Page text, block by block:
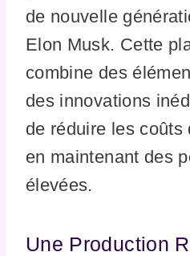
de nouvelle
Elon Musk. Cette
combine des
des innovations
de réduire les coûts
en maintenant des
élevées.
Une Production